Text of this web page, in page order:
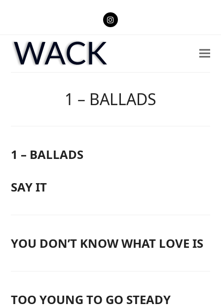
Instagram
1 – BALLADS
1 – BALLADS
SAY IT
YOU DON’T KNOW WHAT LOVE IS
TOO YOUNG TO GO STEADY